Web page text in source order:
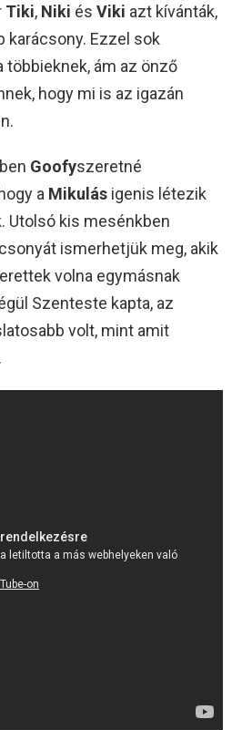
Tiki, Niki és Viki azt kívánták,
karácsony. Ezzel sok
többieknek, ám az önző
hogy mi is az igazán
Goofyszeretné
a Mikulás igenis létezik
Utolsó kis mesénkben
ismerhetjük meg, akik
volna egymásnak
Szenteste kapta, az
volt, mint amit